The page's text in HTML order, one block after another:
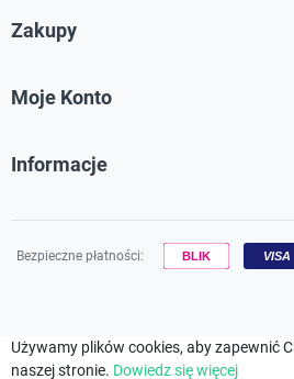
Zakupy
Moje Konto
Informacje
Bezpieczne płatności:
Używamy plików cookies, aby zapewnić
naszej stronie. Dowiedz się więcej